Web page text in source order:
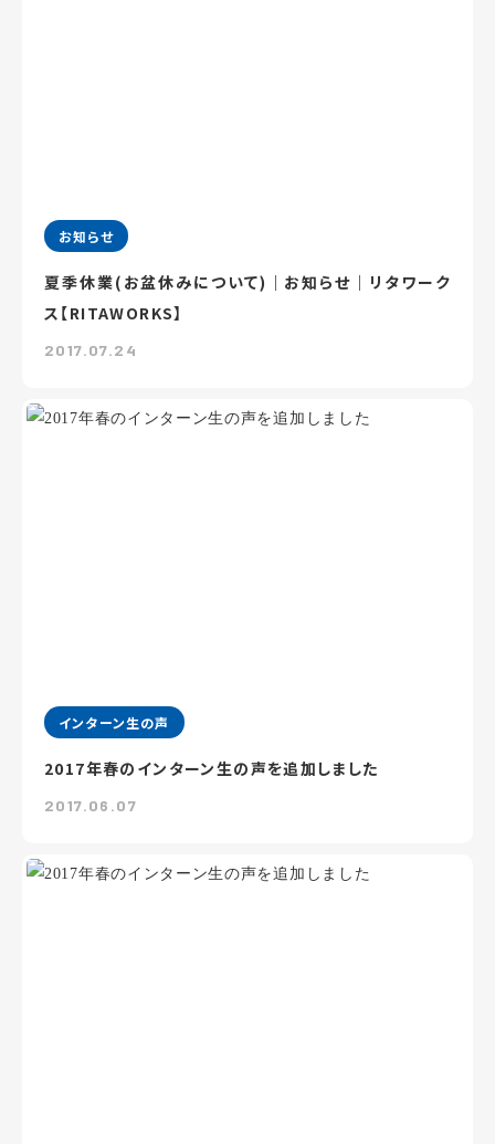
お知らせ
夏季休業(お盆休みについて)｜お知らせ｜リタワーク
ス【RITAWORKS】
2017.07.24
インターン生の声
2017年春のインターン生の声を追加しました
2017.06.07